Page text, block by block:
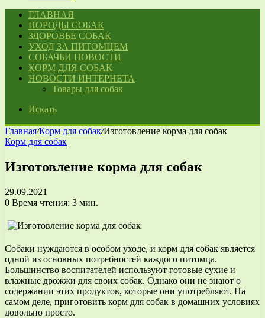
ГЛАВНАЯ
ПОРОДЫ СОБАК
ЗДОРОВЬЕ СОБАК
УХОД ЗА ПИТОМЦЕМ
СОБАЧЬИ НОВОСТИ
КОРМ ДЛЯ СОБАК
НОВОСТИ ИНТЕРНЕТА
Товары для собак
Искать
Главная/Корм для собак/Изготовление корма для собак
Корм для собак
Изготовление корма для собак
29.09.2021
0 Время чтения: 3 мин.
Собаки нуждаются в особом уходе, и корм для собак является
одной из основных потребностей каждого питомца.
Большинство воспитателей используют готовые сухие и
влажные дрожжи для своих собак. Однако они не знают о
содержании этих продуктов, которые они употребляют. На
самом деле, приготовить корм для собак в домашних условиях
довольно просто.